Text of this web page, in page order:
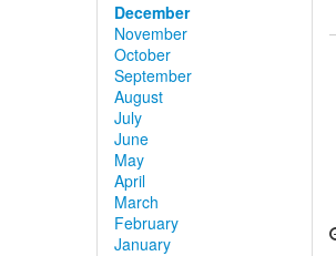
December
November
October
September
August
July
June
May
April
March
February
January